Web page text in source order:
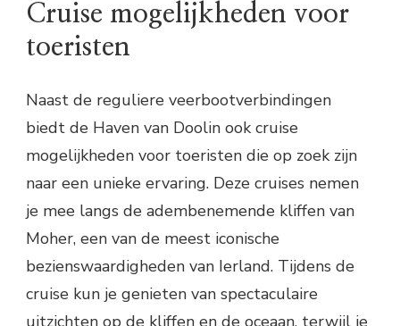
Cruise mogelijkheden voor
toeristen
Naast de reguliere veerbootverbindingen
biedt de Haven van Doolin ook cruise
mogelijkheden voor toeristen die op zoek zijn
naar een unieke ervaring. Deze cruises nemen
je mee langs de adembenemende kliffen van
Moher, een van de meest iconische
bezienswaardigheden van Ierland. Tijdens de
cruise kun je genieten van spectaculaire
uitzichten op de kliffen en de oceaan, terwijl je